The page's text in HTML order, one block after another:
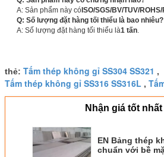
A: Sản phẩm này cóISO/SGS/BV/TUV/
Q: Số lượng đặt hàng tối thiểu là bao nhiêu?
A: Số lượng đặt hàng tối thiểu là1 tấn.
thẻ: Tấm thép không gỉ SS304 SS321 ,
Tấm thép không gỉ SS316 SS316L ,
Nhận giá tốt
EN Bảng thép
chuẩn với bề